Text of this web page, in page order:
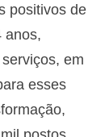
positivos de
anos,
em
esses